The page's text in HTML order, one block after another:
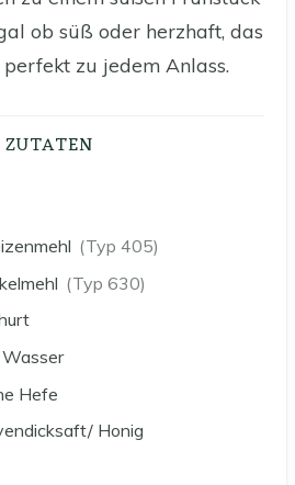
ob süß oder herzhaft, das
zu jedem Anlass.
ZUTATEN
(Typ 405)
(Typ 630)
Hefe
Honig